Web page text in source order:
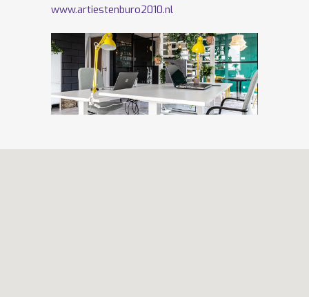
www.artiestenburo2010.nl
Volg ons ook opFacebookenTwitter